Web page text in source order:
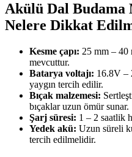
Akülü Dal Budama
Nelere Dikkat
Kesme çapı: 25 mm – 40
mevcuttur.
Batarya voltajı: 16.8V –
yaygın tercih edilir.
Bıçak malzemesi:
bıçaklar uzun ömür sunar.
Şarj süresi: 1 – 2 saatlik
Yedek akü: Uzun süreli
tercih edilmelidir.